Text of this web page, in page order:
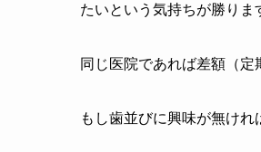
たいという気持ちが勝りま
同じ医院であれば差額（定
もし歯並びに興味が無けれ